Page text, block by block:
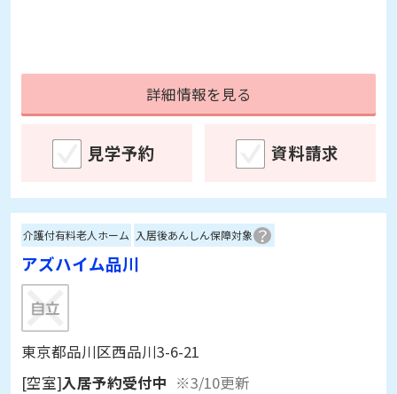
詳細情報を見る
見学予約 資料請求
介護付有料老人ホーム 入居後あんしん保障対象
アズハイム品川
東京都品川区西品川3-6-21
[空室]入居予約受付中 ※3/10更新